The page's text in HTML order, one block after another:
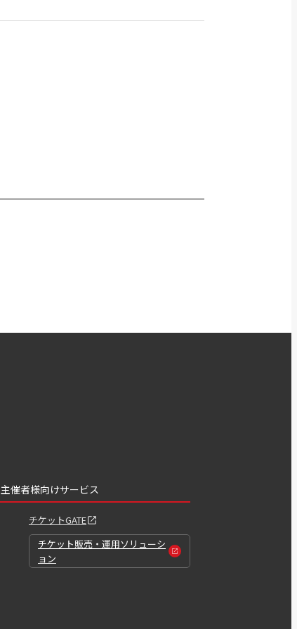
主催者様向けサービス
チケットGATE
チケット販売・運用ソリューシ
ョン